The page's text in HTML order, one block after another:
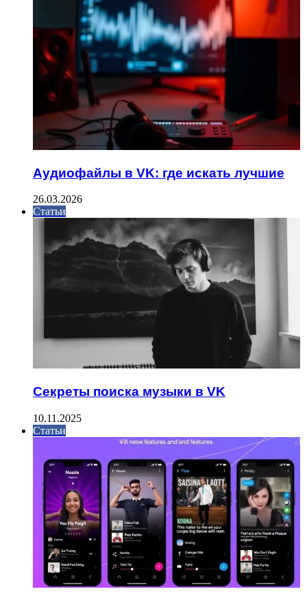
Аудиофайлы в VK: где искать лучшие
26.03.2026
Статьи
Секреты поиска музыки в VK
10.11.2025
Статьи